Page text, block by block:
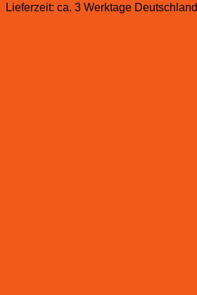
Lieferzeit: ca. 3 Werktage Deutschland